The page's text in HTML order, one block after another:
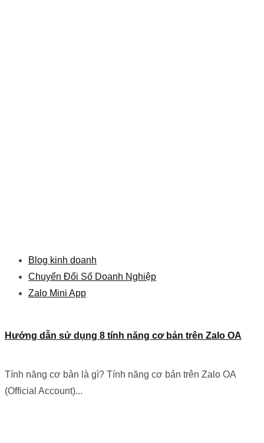
Blog kinh doanh
Chuyển Đổi Số Doanh Nghiệp
Zalo Mini App
Hướng dẫn sử dụng 8 tính năng cơ bản trên Zalo OA
Tính năng cơ bản là gì? Tính năng cơ bản trên Zalo OA
(Official Account)...